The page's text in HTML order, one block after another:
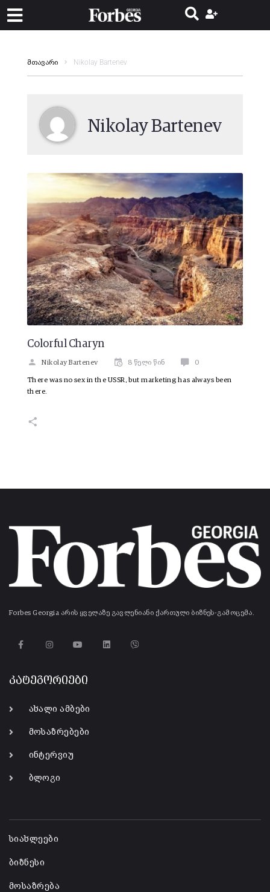
მთავარი Nikolay Bartenev
Nikolay Bartenev
Colorful Charyn
Nikolay Bartenev 8 წელი წინ 0
There was no sex in the USSR, but marketing has always been
there.
Forbes Georgia არის ყველაზე გავლენიანი ქართული ბიზნეს-გამოცემა.
კატეგორიები
ახალი ამბები
მოსაზრებები
ინტერვიუ
ბლოგი
სიახლეები
ბიზნესი
მოსაზრება